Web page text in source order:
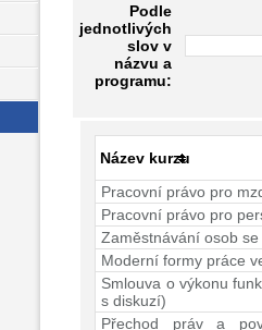
Podle
jednotlivých
slov v
názvu a
programu:
Název kurzu
Pracovní právo pro
Pracovní právo pro
Zaměstnávání osob
Moderní formy práce
Smlouva o výkonu
s diskuzí)
Přechod práv a